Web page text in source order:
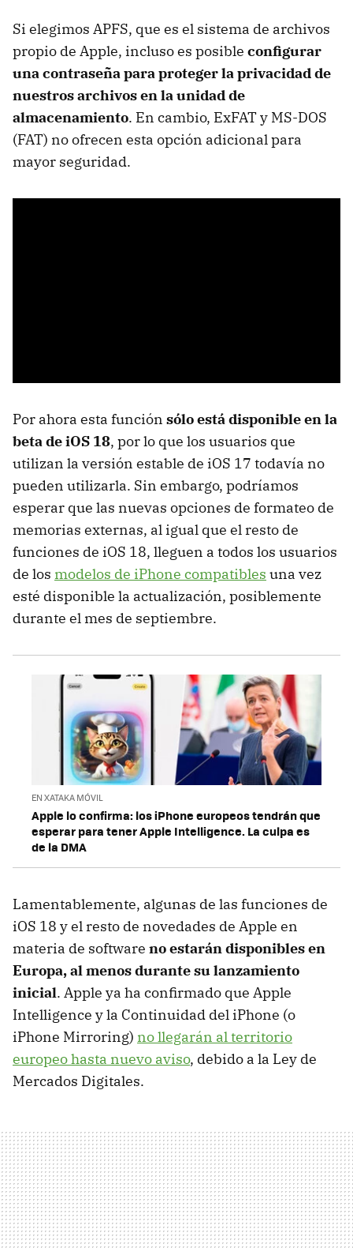
Si elegimos APFS, que es el sistema de archivos
propio de Apple, incluso es posible configurar
una contraseña para proteger la privacidad de
nuestros archivos en la unidad de
almacenamiento. En cambio, ExFAT y MS-DOS
(FAT) no ofrecen esta opción adicional para
mayor seguridad.
Por ahora esta función sólo está disponible en la
beta de iOS 18, por lo que los usuarios que
utilizan la versión estable de iOS 17 todavía no
pueden utilizarla. Sin embargo, podríamos
esperar que las nuevas opciones de formateo de
memorias externas, al igual que el resto de
funciones de iOS 18, lleguen a todos los usuarios
de los modelos de iPhone compatibles una vez
esté disponible la actualización, posiblemente
durante el mes de septiembre.
EN XATAKA MÓVIL
Apple lo confirma: los iPhone europeos tendrán que
esperar para tener Apple Intelligence. La culpa es
de la DMA
Lamentablemente, algunas de las funciones de
iOS 18 y el resto de novedades de Apple en
materia de software no estarán disponibles en
Europa, al menos durante su lanzamiento
inicial. Apple ya ha confirmado que Apple
Intelligence y la Continuidad del iPhone (o
iPhone Mirroring) no llegarán al territorio
europeo hasta nuevo aviso, debido a la Ley de
Mercados Digitales.